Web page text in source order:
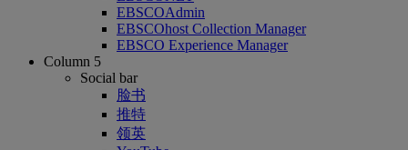
EBSCOAdmin
EBSCOhost Collection Manager
EBSCO Experience Manager
Column 5
Social bar
脸书
推特
领英